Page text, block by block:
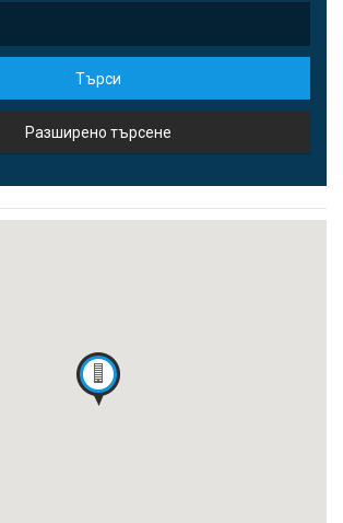
Търси
Разширено търсене